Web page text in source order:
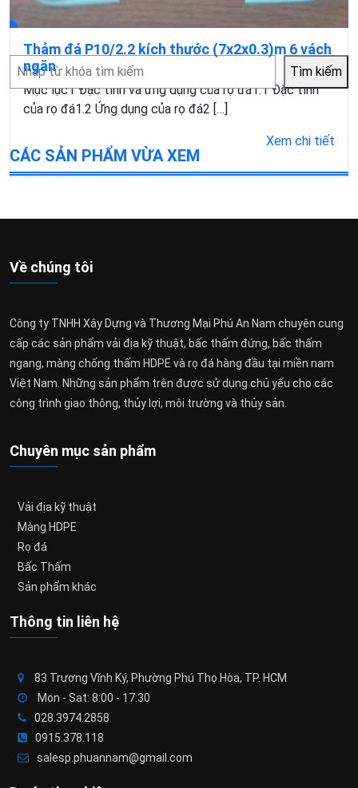
Thảm đá P10/2.2 kích thước (7x2x0.3)m 6 vách
ngăn
Mục lục1 Đặc tính và ứng dụng của rọ đá1.1 Đặc tính
của rọ đá1.2 Ứng dụng của rọ đá2 […]
Xem chi tiết
Tìm
kiếm
Tìm kiếm
CÁC SẢN PHẨM VỪA XEM
Về chúng tôi
Công ty TNHH Xây Dựng và Thương Mại Phú An Nam chuyên cung
cấp các sản phẩm vải địa kỹ thuật, bấc thấm đứng, bấc thấm
ngang, màng chống thấm HDPE và rọ đá hàng đầu tại miền nam
Việt Nam. Những sản phẩm trên được sử dụng chủ yếu cho các
công trình giao thông, thủy lợi, môi trường và thủy sản.
Chuyên mục sản phẩm
Vải địa kỹ thuật
Màng HDPE
Rọ đá
Bấc Thấm
Sản phẩm khác
Thông tin liên hệ
83 Trương Vĩnh Ký, Phường Phú Thọ Hòa, TP. HCM
Mon - Sat: 8:00 - 17:30
028.3974.2858
0915.378.118
salesp.phuannam@gmail.com